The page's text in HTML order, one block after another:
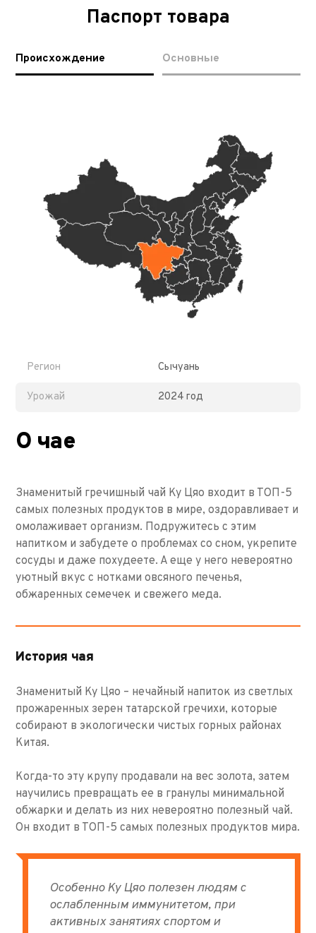
Паспорт товара
Происхождение Основные
Регион Сычуань
Урожай 2024 год
О чае
Знаменитый гречишный чай Ку Цяо входит в ТОП-5
самых полезных продуктов в мире, оздоравливает и
омолаживает организм. Подружитесь с этим
напитком и забудете о проблемах со сном, укрепите
сосуды и даже похудеете. А еще у него невероятно
уютный вкус с нотками овсяного печенья,
обжаренных семечек и свежего меда.
История чая
Знаменитый Ку Цяо – нечайный напиток из светлых
прожаренных зерен татарской гречихи, которые
собирают в экологически чистых горных районах
Китая.
Когда-то эту крупу продавали на вес золота, затем
научились превращать ее в гранулы минимальной
обжарки и делать из них невероятно полезный чай.
Он входит в ТОП-5 самых полезных продуктов мира.
Особенно Ку Цяо полезен людям с
ослабленным иммунитетом, при
активных занятиях спортом и